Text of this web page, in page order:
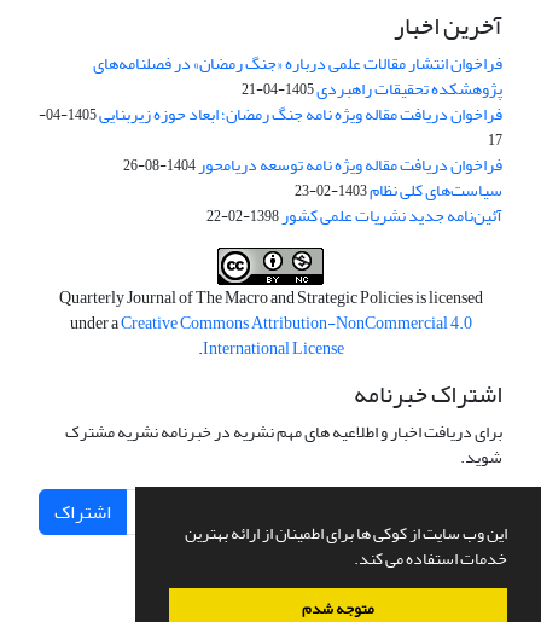
این وب سایت از کوکی ها برای اطمینان از ارائه بهترین
خدمات استفاده می کند.
متوجه شدم
آخرین اخبار
فراخوان انتشار مقالات علمی درباره «جنگ رمضان» در فصلنامه‌های
پژوهشکده تحقیقات راهبردی1405-04-21
فراخوان دریافت مقاله ویژه نامه جنگ رمضان؛ ابعاد حوزه زیربنایی
1405-04-
17
فراخوان دریافت مقاله ویژه نامه توسعه دریامحور1404-08-26
سیاست‌های کلی نظام1403-02-23
آئین‌نامه جدید نشریات علمی کشور1398-02-22
Quarterly Journal of The Macro and Strategic Policies is licensed
under aCreative Commons Attribution-NonCommercial 4.0
International License
.
اشتراک خبرنامه
برای دریافت اخبار و اطلاعیه های مهم نشریه در خبرنامه نشریه مشترک
شوید.
اشتراک